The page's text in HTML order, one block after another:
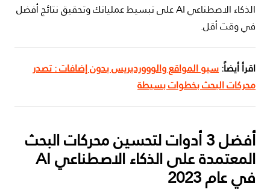
الذكاء الاصطناعي AI على تبسيط عملياتك وتحقيق نتائج أفضل
في وقت أقل.
اقرأ أيضاً:سيو المواقع والوووردبريس بدون إضافات : تصدر
محركات البحث بخطوات بسيطة
أفضل 3 أدوات لتحسين محركات البحث
المعتمدة على الذكاء الاصطناعي AI
في عام 2023